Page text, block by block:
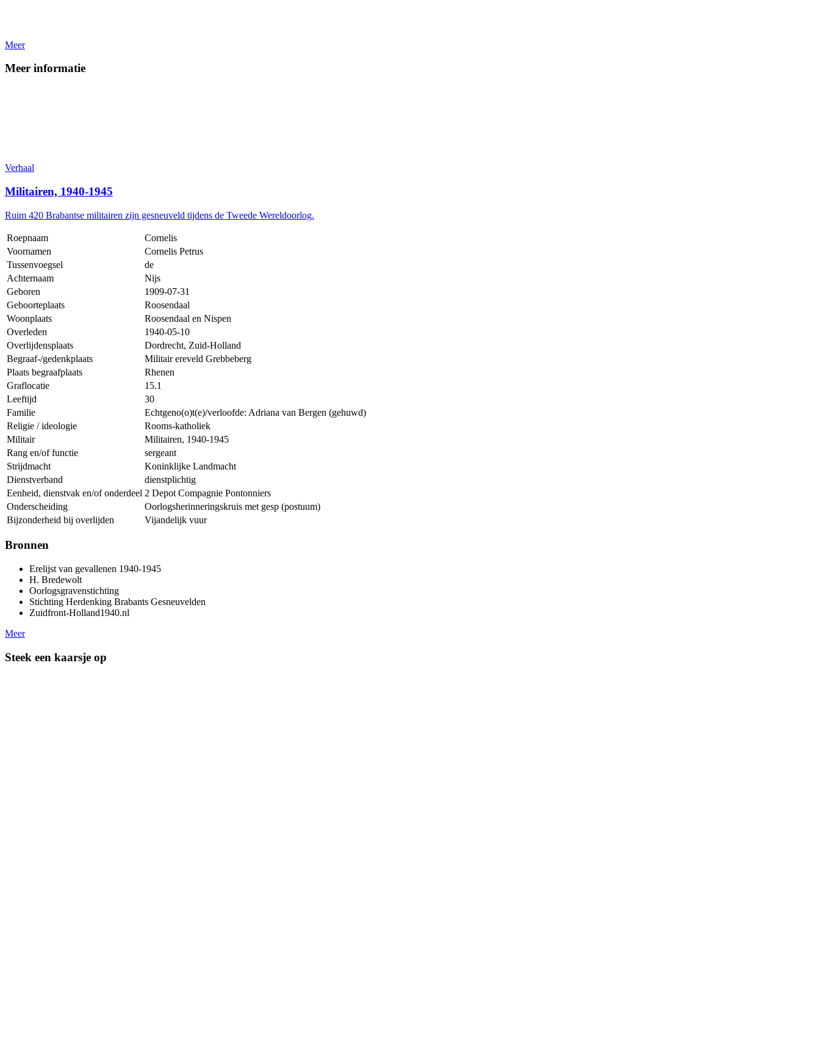
Meer
Meer informatie
Verhaal
Militairen, 1940-1945
Ruim 420 Brabantse militairen zijn gesneuveld tijdens de Tweede Wereldoorlog.
Roepnaam
Cornelis
Voornamen
Cornelis Petrus
Tussenvoegsel
de
Achternaam
Nijs
Geboren
1909-07-31
Geboorteplaats
Roosendaal
Woonplaats
Roosendaal en Nispen
Overleden
1940-05-10
Overlijdensplaats
Dordrecht, Zuid-Holland
Begraaf-/gedenkplaats
Militair ereveld Grebbeberg
Plaats begraafplaats
Rhenen
Graflocatie
15.1
Leeftijd
30
Familie
Echtgeno(o)t(e)/verloofde: Adriana van Bergen (gehuwd)
Religie / ideologie
Rooms-katholiek
Militair
Militairen, 1940-1945
Rang en/of functie
sergeant
Strijdmacht
Koninklijke Landmacht
Dienstverband
dienstplichtig
Eenheid, dienstvak en/of onderdeel 2 Depot Compagnie Pontonniers
Onderscheiding
Oorlogsherinneringskruis met gesp (postuum)
Bijzonderheid bij overlijden
Vijandelijk vuur
Bronnen
Erelijst van gevallenen 1940-1945
H. Bredewolt
Oorlogsgravenstichting
Stichting Herdenking Brabants Gesneuvelden
Zuidfront-Holland1940.nl
Meer
Steek een kaarsje op